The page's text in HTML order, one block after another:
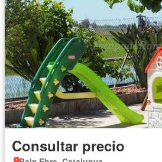
Consultar precio